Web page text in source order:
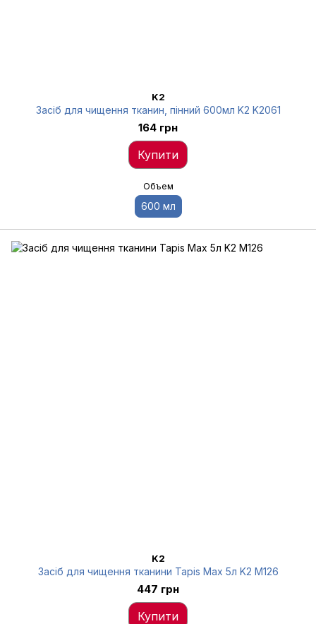
K2
Засіб для чищення тканин, пінний 600мл K2 K2061
164 грн
Купити
Объем
600 мл
K2
Засіб для чищення тканини Tapis Max 5л K2 M126
447 грн
Купити